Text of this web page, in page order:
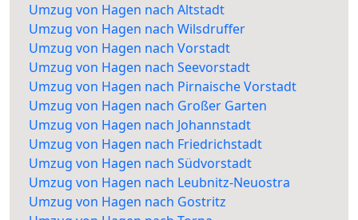
Umzug von Hagen nach Altstadt
Umzug von Hagen nach Wilsdruffer
Umzug von Hagen nach Vorstadt
Umzug von Hagen nach Seevorstadt
Umzug von Hagen nach Pirnaische Vorstadt
Umzug von Hagen nach Großer Garten
Umzug von Hagen nach Johannstadt
Umzug von Hagen nach Friedrichstadt
Umzug von Hagen nach Südvorstadt
Umzug von Hagen nach Leubnitz-Neuostra
Umzug von Hagen nach Gostritz